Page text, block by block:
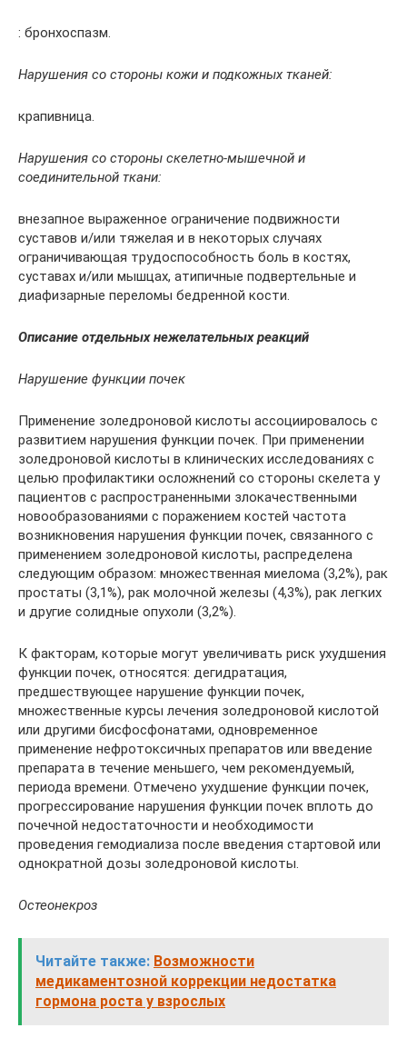
: бронхоспазм.
Нарушения со стороны кожи и подкожных тканей:
крапивница.
Нарушения со стороны скелетно-мышечной и
соединительной ткани:
внезапное выраженное ограничение подвижности
суставов и/или тяжелая и в некоторых случаях
ограничивающая трудоспособность боль в костях,
суставах и/или мышцах, атипичные подвертельные и
диафизарные переломы бедренной кости.
Описание отдельных нежелательных реакций
Нарушение функции почек
Применение золедроновой кислоты ассоциировалось с
развитием нарушения функции почек. При применении
золедроновой кислоты в клинических исследованиях с
целью профилактики осложнений со стороны скелета у
пациентов с распространенными злокачественными
новообразованиями с поражением костей частота
возникновения нарушения функции почек, связанного с
применением золедроновой кислоты, распределена
следующим образом: множественная миелома (3,2%), рак
простаты (3,1%), рак молочной железы (4,3%), рак легких
и другие солидные опухоли (3,2%).
К факторам, которые могут увеличивать риск ухудшения
функции почек, относятся: дегидратация,
предшествующее нарушение функции почек,
множественные курсы лечения золедроновой кислотой
или другими бисфосфонатами, одновременное
применение нефротоксичных препаратов или введение
препарата в течение меньшего, чем рекомендуемый,
периода времени. Отмечено ухудшение функции почек,
прогрессирование нарушения функции почек вплоть до
почечной недостаточности и необходимости
проведения гемодиализа после введения стартовой или
однократной дозы золедроновой кислоты.
Остеонекроз
Читайте также: Возможности
медикаментозной коррекции недостатка
гормона роста у взрослых